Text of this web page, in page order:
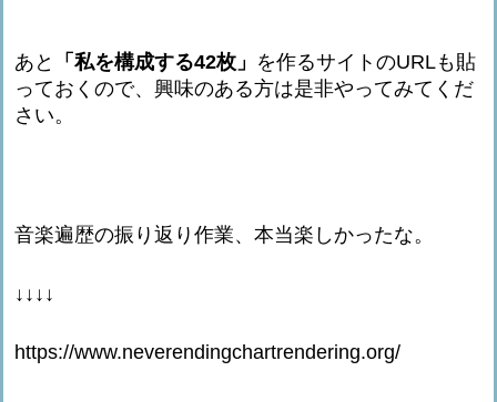
あと 「私を構成する42枚」 を作るサイトのURLも貼
っておくので、興味のある方は是非やってみてくだ
さい。
音楽遍歴の振り返り作業、本当楽しかったな。
↓↓↓↓
https://www.neverendingchartrendering.org/